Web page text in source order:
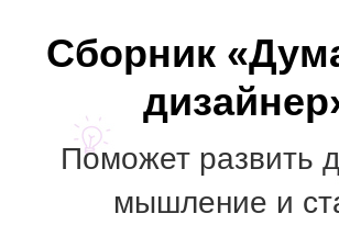
Сборник
Поможет развить
мышление и